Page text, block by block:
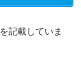
を記載していま